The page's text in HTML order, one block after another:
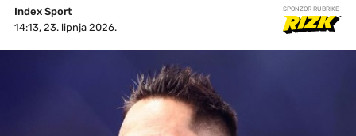
Index Sport
14:13, 23. lipnja 2026.
SPONZOR RUBRIKE